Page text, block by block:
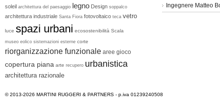
soleil architettura del paesaggio legno Design soppalco
architettura industriale Santa Fiora fotovoltaico teca vetro
luce spazi urbani ecosostenibilità Scala
museo eolico sistemazioni esterne corte
riorganizzazione funzionale aree gioco
copertura piana arte recupero urbanistica
architettura razionale
Ingegnere Matteo
© 2013-2026 MARTINI RUGGERI & PARTNERS - p.iva 01239240508